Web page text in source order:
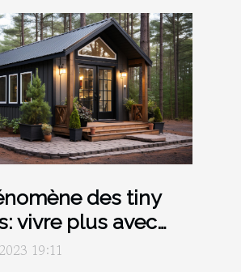
des tiny
vivre plus avec
19:11